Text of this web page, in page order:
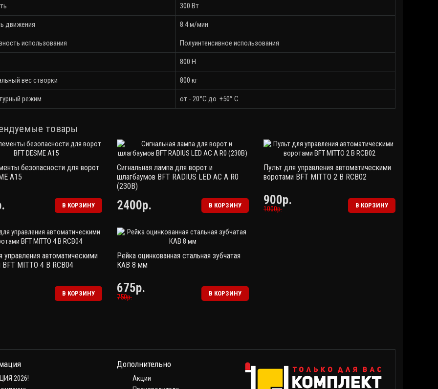
300 Вт
движения 8.4 м/мин
использования Полуинтенсивное использования
800 H
вес створки 800 кг
режим от - 20°С до +50° C
товары
безопасности для ворот
A15
В КОРЗИНУ
Сигнальная лампа для ворот и
шлагбаумов BFT RADIUS LED AC A R0
(230В)
2400р. В КОРЗИНУ
Пульт для управления автоматическими
воротами BFT MITTO 2 B RCB02
900р.
1000р. В КОРЗИНУ
управления автоматическими
MITTO 4 B RCB04
В КОРЗИНУ
Рейка оцинкованная стальная зубчатая
КАВ 8 мм
675р.
750р. В КОРЗИНУ
2026!
Дополнительно
Акции